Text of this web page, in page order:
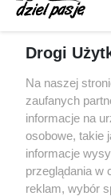
zeszłego
Honda
silnikiem
Audi
pakiety
Drogi
Na naszej
zaufanych
informacje na
osobowe, takie
informacje
przeglądania w
reklam, wybór